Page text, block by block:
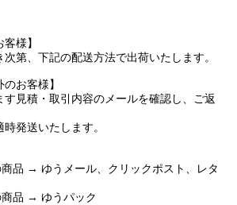
様】
第、下記の配送方法で出荷いたします。
お客様】
見積・取引内容のメールを確認し、ご返
発送いたします。
→ ゆうメール、クリックポスト、レタ
品 → ゆうパック